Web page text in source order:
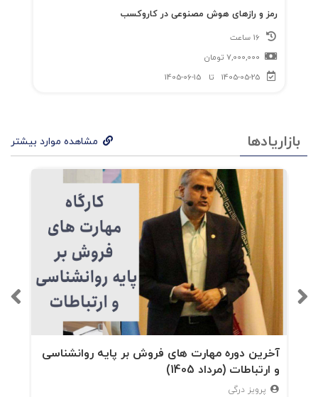
رمز و رازهای هوش مصنوعی در کاروکسب
7,000,000 تومان
1405-05-25
تا 1405-06-15
بازاریادها مشاهده موارد بیشتر
آخرین دوره مهارت های فروش بر پایه روانشناسی
و ارتباطات (مرداد 1405)
پرویز درگی